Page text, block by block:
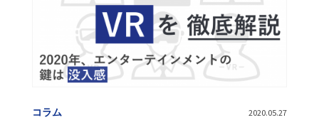
検索ソリューション
コラム 2020.05.27